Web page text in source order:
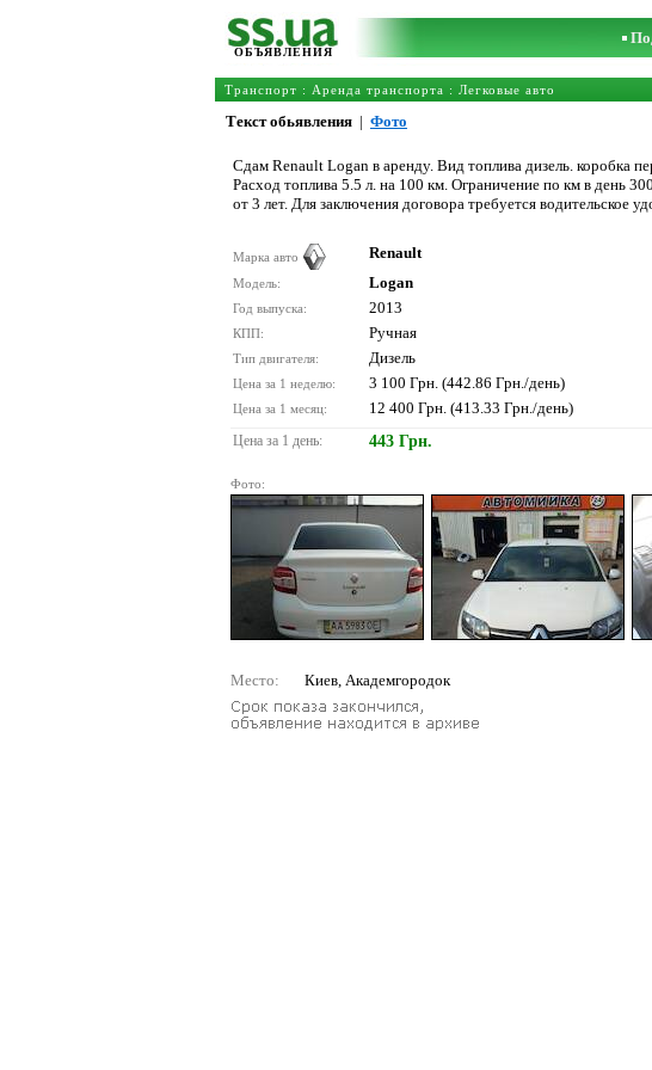
ОБЪЯВЛЕНИЯ
Транспорт : Аренда транспорта : Легковые авто
Текст обьявления | Фото
Сдам Renault Logan в аренду. Вид топлива дизель. коробка
Расход топлива 5.5 л. на 100 км. Ограничение по км в день
от 3 лет. Для заключения договора требуется водительское
Марка авто Renault
Модель: Logan
Год выпуска: 2013
КПП: Ручная
Тип двигателя: Дизель
Цена за 1 неделю: 3 100 Грн. (442.86 Грн./день)
Цена за 1 месяц: 12 400 Грн. (413.33 Грн./день)
Цена за 1 день: 443 Грн.
Фото:
Место: Киев, Академгородок